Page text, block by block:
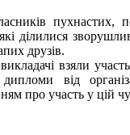
пухнастих,
ділилися
друзів.
взяли
від
про участь у цій